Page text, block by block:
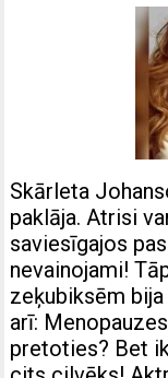
Skārleta
paklāja. Atrisi
saviesīgajos
nevainojami!
zeķubiksēm
arī:
pretoties? Bet